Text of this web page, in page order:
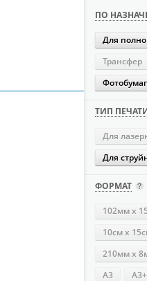
ПО
Для
Трансфер
ТИП
Для
Для
ФОРМАТ
102мм х
10см х
210мм х
А3
А3+